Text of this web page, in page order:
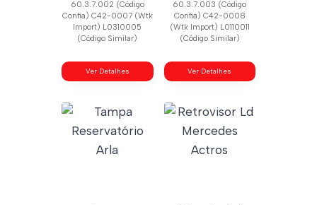
60.3.7.002 (Código
Confia) C42-0007 (Wtk
Import) L0310005
(Código Similar)
Ver Detalhes
60.3.7.003 (Código
Confia) C42-0008
(Wtk Import) L0110011
(Código Similar)
Ver Detalhes